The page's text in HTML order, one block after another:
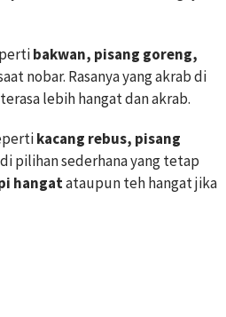
bakwan, pisang goreng,
nobar. Rasanya yang akrab di
lebih hangat dan akrab.
kacang rebus, pisang
pilihan sederhana yang tetap
hangatataupun teh hangat jika